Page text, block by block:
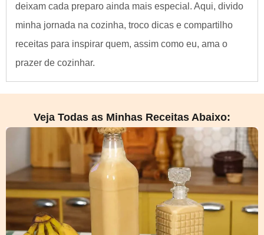
deixam cada preparo ainda mais especial. Aqui, divido
minha jornada na cozinha, troco dicas e compartilho
receitas para inspirar quem, assim como eu, ama o
prazer de cozinhar.
Veja Todas as Minhas Receitas Abaixo: